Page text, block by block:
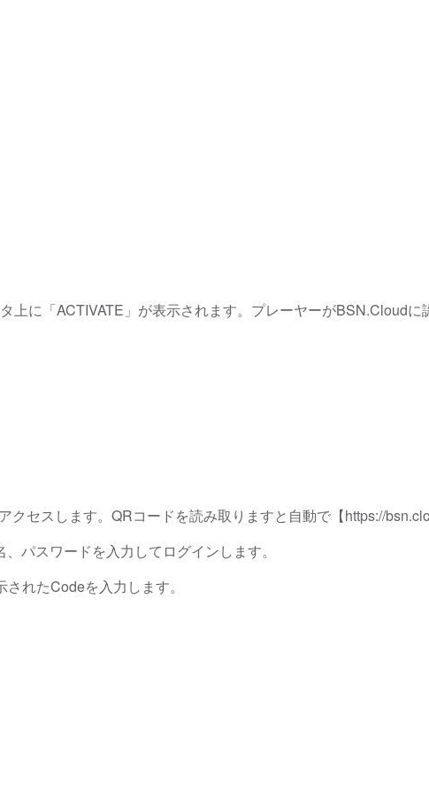
上に「ACTIVATE」が表示されます。プレーヤーがBSN.Cloud
セスします。QRコードを読み取りますと自動で【https://
パスワードを入力してログインします。
れたCodeを入力します。